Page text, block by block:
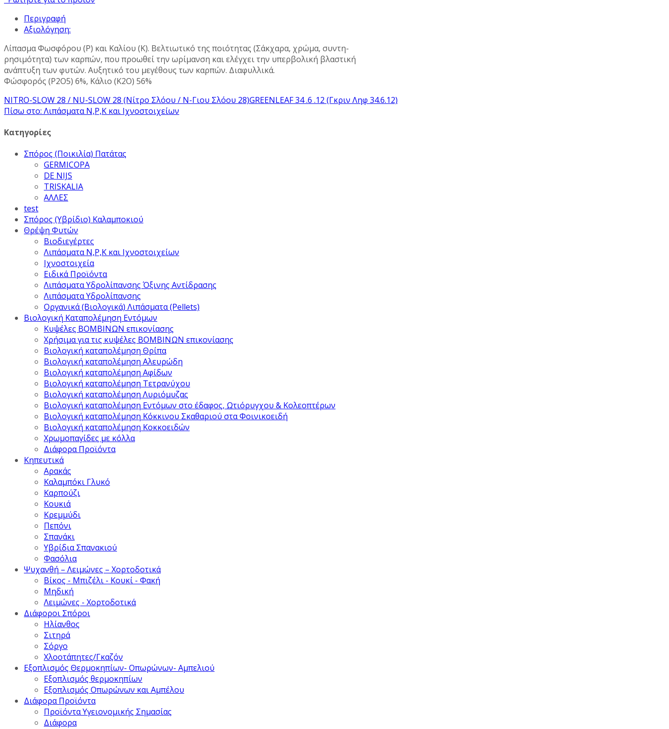
Περιγραφή
Αξιολόγηση:
Λίπασμα Φωσφόρου (Ρ) και Καλίου (Κ). Βελτιωτικό της ποιότητας (Σάκχαρα, χρώμα, συντη-
ρησιμότητα) των καρπών, που προωθεί την ωρίμανση και ελέγχει την υπερβολική βλαστική
ανάπτυξη των φυτών. Αυξητικό του μεγέθους των καρπών. Διαφυλλικά.
Φώσφορός (Ρ2Ο5) 6%, Κάλιο (Κ2Ο) 56%
NITRO-SLOW 28 / NU-SLOW 28 (Νίτρο Σλόου / Ν-Γιου Σλόου 28)GREENLEAF 34 .6 .12 (Γκριν Ληφ 34.6.12)
Πίσω στο: Λιπάσματα Ν,Ρ,Κ και Ιχνοστοιχείων
Κατηγορίες
Σπόρος (Ποικιλία) Πατάτας
GERMICOPA
DE NIJS
TRISKALIA
ΑΛΛΕΣ
test
Σπόρος (Υβρίδιο) Καλαμποκιού
Θρέψη Φυτών
Βιοδιεγέρτες
Λιπάσματα Ν,Ρ,Κ και Ιχνοστοιχείων
Ιχνοστοιχεία
Ειδικά Προϊόντα
Λιπάσματα Υδρολίπανσης Όξινης Αντίδρασης
Λιπάσματα Υδρολίπανσης
Οργανικά (Βιολογικά) Λιπάσματα (Pellets)
Βιολογική Καταπολέμηση Εντόμων
Κυψέλες ΒΟΜΒΙΝΩΝ επικονίασης
Χρήσιμα για τις κυψέλες ΒΟΜΒΙΝΩΝ επικονίασης
Βιολογική καταπολέμηση Θρίπα
Βιολογική καταπολέμηση Αλευρώδη
Βιολογική καταπολέμηση Αφίδων
Βιολογική καταπολέμηση Τετρανύχου
Βιολογική καταπολέμηση Λυριόμυζας
Βιολογική καταπολέμηση Εντόμων στο έδαφος, Ωτιόρυγχου & Κολεοπτέρων
Βιολογική καταπολέμηση Κόκκινου Σκαθαριού στα Φοινικοειδή
Βιολογική καταπολέμηση Κοκκοειδών
Χρωμοπαγίδες με κόλλα
Διάφορα Προϊόντα
Κηπευτικά
Αρακάς
Καλαμπόκι Γλυκό
Καρπούζι
Κουκιά
Κρεμμύδι
Πεπόνι
Σπανάκι
Υβρίδια Σπανακιού
Φασόλια
Ψυχανθή – Λειμώνες – Χορτοδοτικά
Βίκος - Μπιζέλι - Κουκί - Φακή
Μηδική
Λειμώνες - Χορτοδοτικά
Διάφοροι Σπόροι
Ηλίανθος
Σιτηρά
Σόργο
Χλοοτάπητες/Γκαζόν
Εξοπλισμός Θερμοκηπίων- Οπωρώνων- Αμπελιού
Εξοπλισμός θερμοκηπίων
Εξοπλισμός Οπωρώνων και Αμπέλου
Διάφορα Προϊόντα
Προϊόντα Υγειονομικής Σημασίας
Διάφορα